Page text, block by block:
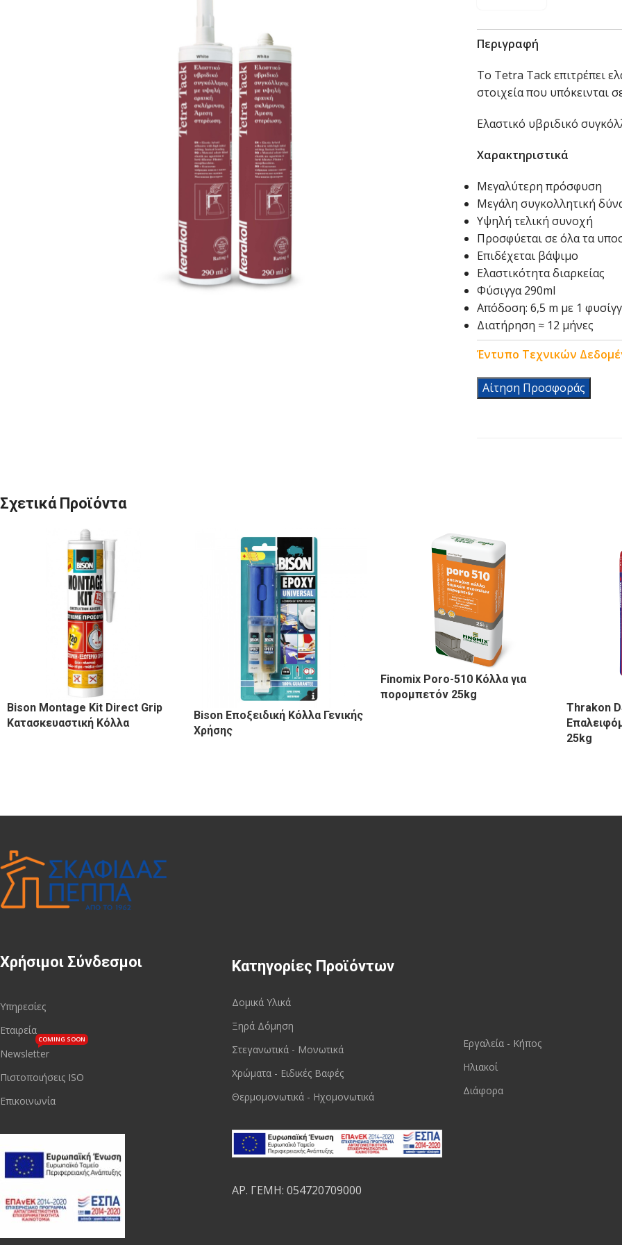
Περιγραφή
Το Tetra Tack επιτρέπει
στοιχεία που υπόκεινται
Ελαστικό υβριδικό
Χαρακτηριστικά
Μεγαλύτερη πρόσφυση
Μεγάλη συγκολλητική
Υψηλή τελική συνοχή
Προσφύεται σε όλα τα
Επιδέχεται βάψιμο
Ελαστικότητα διαρκείας
Φύσιγγα 290ml
Απόδοση: 6,5 m με 1
Διατήρηση ≈ 12 μήνες
Έντυπο Τεχνικών
Αίτηση Προσφοράς
Σχετικά Προϊόντα
Bison Montage Kit Direct Grip
Κατασκευαστική Κόλλα
Bison Εποξειδική Κόλλα Γενικής
Χρήσης
Finomix Poro-510 Κόλλα για
πορομπετόν 25kg
Thrakon
25kg
Χρήσιμοι Σύνδεσμοι
Υπηρεσίες
Εταιρεία
Newsletter
COMING SOON
Πιστοποιήσεις ISO
Επικοινωνία
Κατηγορίες Προϊόντων
Δομικά Υλικά
Ξηρά Δόμηση
Στεγανωτικά - Μονωτικά
Χρώματα - Ειδικές Βαφές
Θερμομονωτικά - Ηχομονωτικά
ΑΡ. ΓΕΜΗ: 054720709000
Εργαλεία - Κήπος
Ηλιακοί
Διάφορα